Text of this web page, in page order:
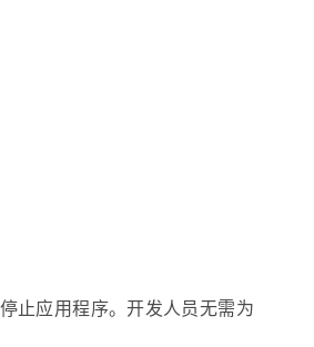
止应用程序。开发人员无需为